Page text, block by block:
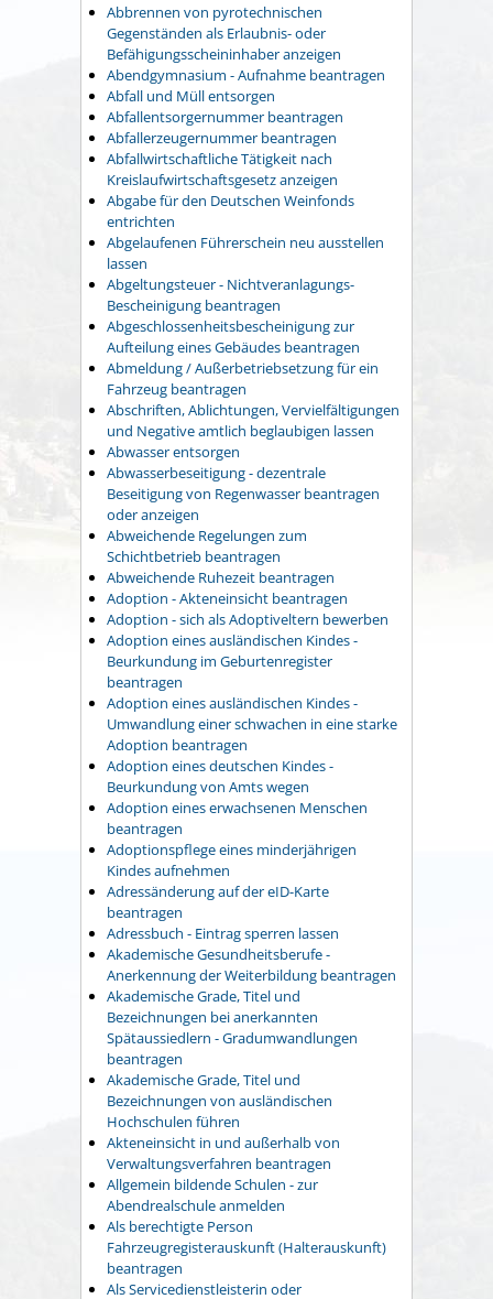
Abbrennen von pyrotechnischen
Gegenständen als Erlaubnis- oder
Befähigungsscheininhaber anzeigen
Abendgymnasium - Aufnahme beantragen
Abfall und Müll entsorgen
Abfallentsorgernummer beantragen
Abfallerzeugernummer beantragen
Abfallwirtschaftliche Tätigkeit nach
Kreislaufwirtschaftsgesetz anzeigen
Abgabe für den Deutschen Weinfonds
entrichten
Abgelaufenen Führerschein neu ausstellen
lassen
Abgeltungsteuer - Nichtveranlagungs-
Bescheinigung beantragen
Abgeschlossenheitsbescheinigung zur
Aufteilung eines Gebäudes beantragen
Abmeldung / Außerbetriebsetzung für ein
Fahrzeug beantragen
Abschriften, Ablichtungen, Vervielfältigungen
und Negative amtlich beglaubigen lassen
Abwasser entsorgen
Abwasserbeseitigung - dezentrale
Beseitigung von Regenwasser beantragen
oder anzeigen
Abweichende Regelungen zum
Schichtbetrieb beantragen
Abweichende Ruhezeit beantragen
Adoption - Akteneinsicht beantragen
Adoption - sich als Adoptiveltern bewerben
Adoption eines ausländischen Kindes -
Beurkundung im Geburtenregister
beantragen
Adoption eines ausländischen Kindes -
Umwandlung einer schwachen in eine starke
Adoption beantragen
Adoption eines deutschen Kindes -
Beurkundung von Amts wegen
Adoption eines erwachsenen Menschen
beantragen
Adoptionspflege eines minderjährigen
Kindes aufnehmen
Adressänderung auf der eID-Karte
beantragen
Adressbuch - Eintrag sperren lassen
Akademische Gesundheitsberufe -
Anerkennung der Weiterbildung beantragen
Akademische Grade, Titel und
Bezeichnungen bei anerkannten
Spätaussiedlern - Gradumwandlungen
beantragen
Akademische Grade, Titel und
Bezeichnungen von ausländischen
Hochschulen führen
Akteneinsicht in und außerhalb von
Verwaltungsverfahren beantragen
Allgemein bildende Schulen - zur
Abendrealschule anmelden
Als berechtigte Person
Fahrzeugregisterauskunft (Halterauskunft)
beantragen
Als Servicedienstleisterin oder